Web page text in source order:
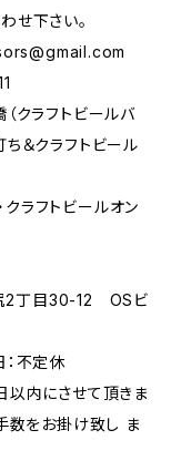
せ下さい。
クラフトビールバ
＆クラフトビール
ラフトビールオン
2丁目30-12 OSビ
不定休
以内にさせて頂きま
数をお掛け致し ま